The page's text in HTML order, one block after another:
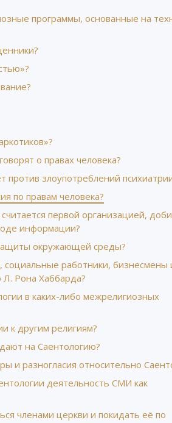
программы, основанные на
о правах человека?
против злоупотреблений
по правам человека?
первой организацией,
информации?
окружающей среды?
социальные работники,
Л. Рона Хаббарда?
в каких-либо межрелигиозных
к другим религиям?
на Саентологию?
и разногласия относительно
деятельность СМИ как
членами церкви и покидать её по